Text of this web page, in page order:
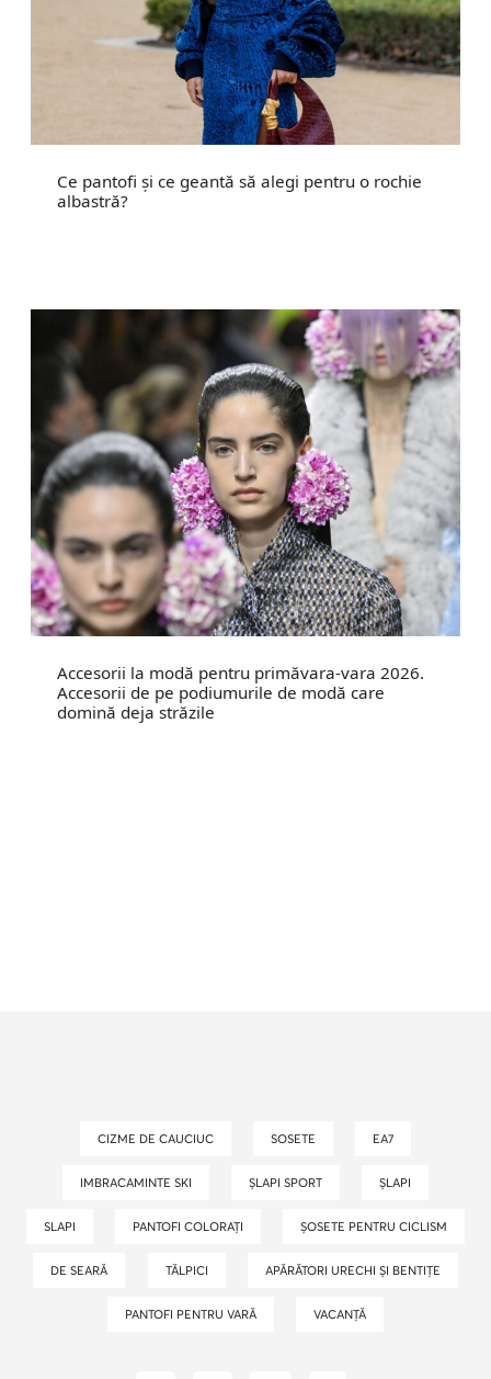
Ce pantofi și ce geantă să alegi pentru o rochie
albastră?
Accesorii la modă pentru primăvara-vara 2026.
Accesorii de pe podiumurile de modă care
domină deja străzile
CIZME DE CAUCIUC SOSETE EA7
IMBRACAMINTE SKI ȘLAPI SPORT ȘLAPI
SLAPI PANTOFI COLORAȚI ȘOSETE PENTRU CICLISM
DE SEARĂ TĂLPICI APĂRĂTORI URECHI ȘI BENTIȚE
PANTOFI PENTRU VARĂ VACANȚĂ